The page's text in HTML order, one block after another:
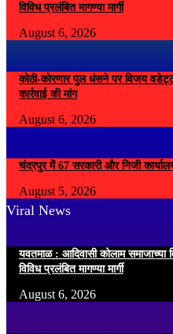
विविध प्रलंबित मागण्या मार्गी
August 6, 2026
कोठी-कोरणार पुल धंसने पर विजय
कार्रवाई की मांग
August 6, 2026
चंद्रपुर में 67 सरकारी और निजी
August 5, 2026
Viral News
यवतमाळ : आदिवासी कोलाम समाजाच्या
विविध प्रलंबित मागण्या मार्गी
August 6, 2026